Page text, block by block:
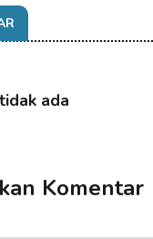
ada
Komentar